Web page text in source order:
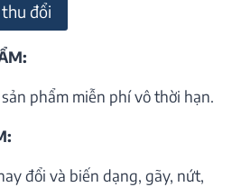
thu đổi
phẩm miễn phí vô thời hạn.
đổi và biến dạng, gãy, nứt,